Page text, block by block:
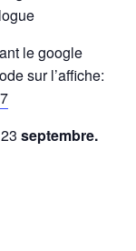
le google
sur l’affiche:
septembre.